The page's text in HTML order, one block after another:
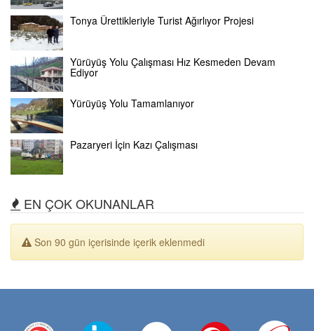
Tonya Ürettikleriyle Turist Ağırlıyor Projesi
Yürüyüş Yolu Çalışması Hız Kesmeden Devam
Ediyor
Yürüyüş Yolu Tamamlanıyor
Pazaryeri İçin Kazı Çalışması
EN ÇOK OKUNANLAR
Son 90 gün içerisinde içerik eklenmedi